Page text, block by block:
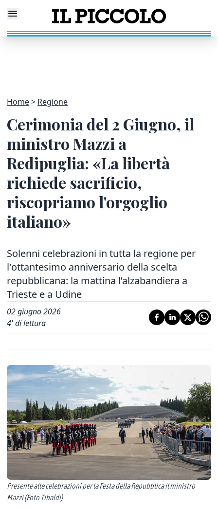
Home Regione
Cerimonia del 2 Giugno, il
ministro Mazzi a
Redipuglia: «La libertà
richiede sacrificio,
riscopriamo l'orgoglio
italiano»
Solenni celebrazioni in tutta la regione per
l'ottantesimo anniversario della scelta
repubblicana: la mattina l’alzabandiera a
Trieste e a Udine
02 giugno 2026
4' di lettura
Presente alle celebrazioni per la Festa della Repubblica il ministro
Mazzi (Foto Tibaldi)